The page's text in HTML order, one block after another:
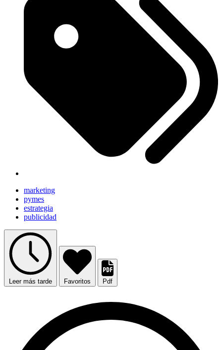
marketing
pymes
estrategia
publicidad
Leer más tarde Favoritos Pdf